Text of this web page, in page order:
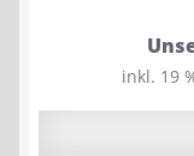
war:
inkl. 19